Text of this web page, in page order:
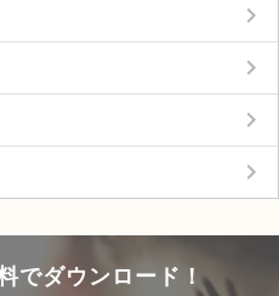
keyboard_arrow_right
keyboard_arrow_right
keyboard_arrow_right
keyboard_arrow_right
でダウンロード！